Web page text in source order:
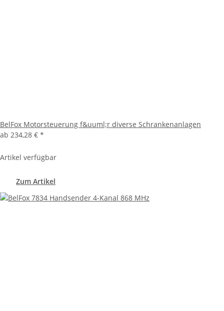
BelFox Motorsteuerung f&uuml;r diverse Schrankenanlagen
ab 234,28 € *
Artikel verfügbar
Zum Artikel